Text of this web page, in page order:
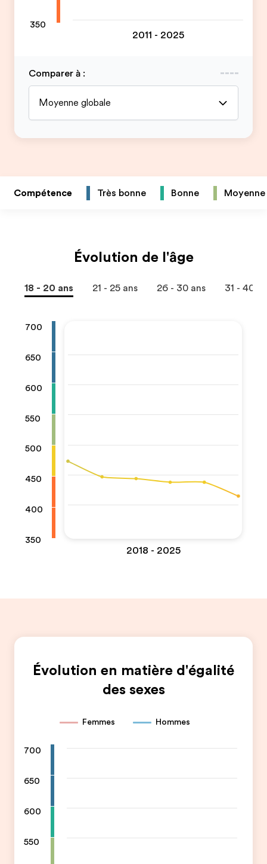
350
2011 - 2025
Comparer à :
Moyenne globale
Compétence Très bonne Bonne Moyenne
Évolution de l'âge
18 - 20 ans 21 - 25 ans 26 - 30 ans 31 - 40
700
650
600
550
500
450
400
350
2018 - 2025
Évolution en matière d'égalité
des sexes
Femmes Hommes
700
650
600
550